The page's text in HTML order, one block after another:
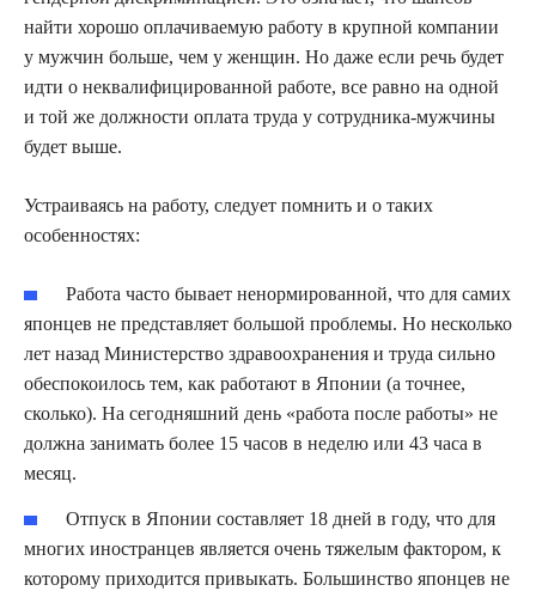
найти хорошо оплачиваемую работу в крупной компании
у мужчин больше, чем у женщин. Но даже если речь будет
идти о неквалифицированной работе, все равно на одной
и той же должности оплата труда у сотрудника-мужчины
будет выше.
Устраиваясь на работу, следует помнить и о таких
особенностях:
Работа часто бывает ненормированной, что для самих
японцев не представляет большой проблемы. Но несколько
лет назад Министерство здравоохранения и труда сильно
обеспокоилось тем, как работают в Японии (а точнее,
сколько). На сегодняшний день «работа после работы» не
должна занимать более 15 часов в неделю или 43 часа в
месяц.
Отпуск в Японии составляет 18 дней в году, что для
многих иностранцев является очень тяжелым фактором, к
которому приходится привыкать. Большинство японцев не